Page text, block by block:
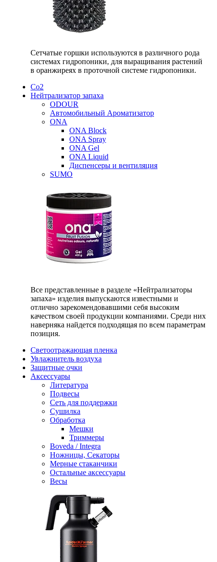
Сетчатые горшки используются в различного рода
системах гидропоники, для выращивания растений
в оранжиреях в проточной системе гидропоники.
Со2
Нейтрализатор запаха
ODOUR
Автомобильный Ароматизатор
ONA
ONA Block
ONA Spray
ONA Gel
ONA Liquid
Диспенсеры и вентиляция
SUMO
Все представленные в разделе «Нейтрализаторы
запаха» изделия выпускаются известными и
отлично зарекомендовавшими себя высоким
качеством своей продукции компаниями. Среди них
наверняка найдется подходящая по всем параметрам
позиция.
Светоотражающая пленка
Увлажнитель воздуха
Защитные очки
Аксессуары
Литература
Подвесы
Сеть для поддержки
Сушилка
Обработка
Мешки
Триммеры
Boveda / Integra
Ножницы, Секаторы
Мерные стаканчики
Остальные аксессуары
Весы